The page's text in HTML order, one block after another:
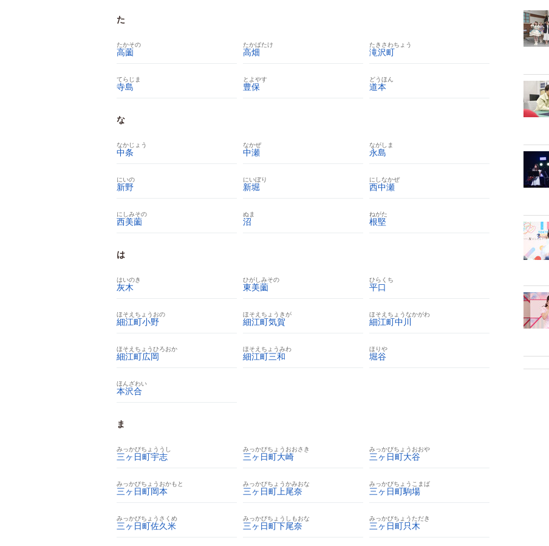
た
たかその
高薗
たかばたけ
高畑
たきさわちょう
滝沢町
てらじま
寺島
とよやす
豊保
どうほん
道本
な
なかじょう
中条
なかぜ
中瀬
ながしま
永島
にいの
新野
にいぼり
新堀
にしなかぜ
西中瀬
にしみその
西美薗
ぬま
沼
ねがた
根堅
は
はいのき
灰木
ひがしみその
東美薗
ひらくち
平口
ほそえちょうおの
細江町小野
ほそえちょうきが
細江町気賀
ほそえちょうなかがわ
細江町中川
ほそえちょうひろおか
細江町広岡
ほそえちょうみわ
細江町三和
ほりや
堀谷
ほんざわい
本沢合
ま
みっかびちょううし
三ヶ日町宇志
みっかびちょうおおさき
三ヶ日町大崎
みっかびちょうおおや
三ヶ日町大谷
みっかびちょうおかもと
三ヶ日町岡本
みっかびちょうかみおな
三ヶ日町上尾奈
みっかびちょうこまば
三ヶ日町駒場
みっかびちょうさくめ
三ヶ日町佐久米
みっかびちょうしもおな
三ヶ日町下尾奈
みっかびちょうただき
三ヶ日町只木